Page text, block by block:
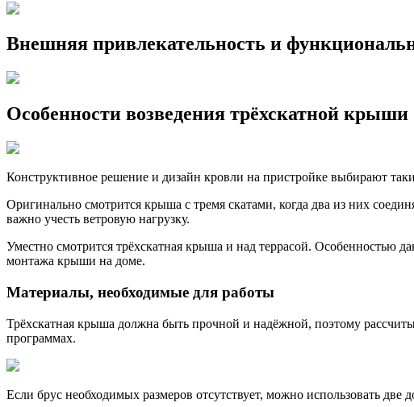
Внешняя привлекательность и
Особенности возведения трёхскатной крыши
Конструктивное решение и дизайн кровли на пристройке выбирают
Оригинально смотрится крыша с тремя скатами, когда два из них
важно учесть ветровую нагрузку.
Уместно смотрится трёхскатная крыша и над террасой. Особенностью
монтажа крыши на доме.
Материалы, необходимые для работы
Трёхскатная крыша должна быть прочной и надёжной, поэтому
программах.
Если брус необходимых размеров отсутствует, можно использовать